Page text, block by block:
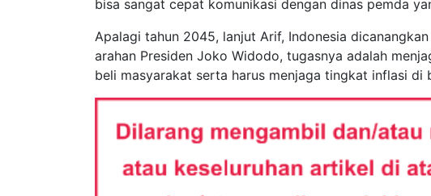
bisa sangat cepat komunikasi dengan dinas pemda
Apalagi tahun 2045, lanjut Arif, Indonesia
arahan Presiden Joko Widodo, tugasnya adalah
beli masyarakat serta harus menjaga tingkat inflasi